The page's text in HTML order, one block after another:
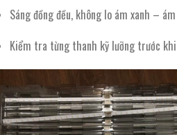
Sáng đồng đều, không lo ám xanh –
Kiểm tra từng thanh kỹ lưỡng trước